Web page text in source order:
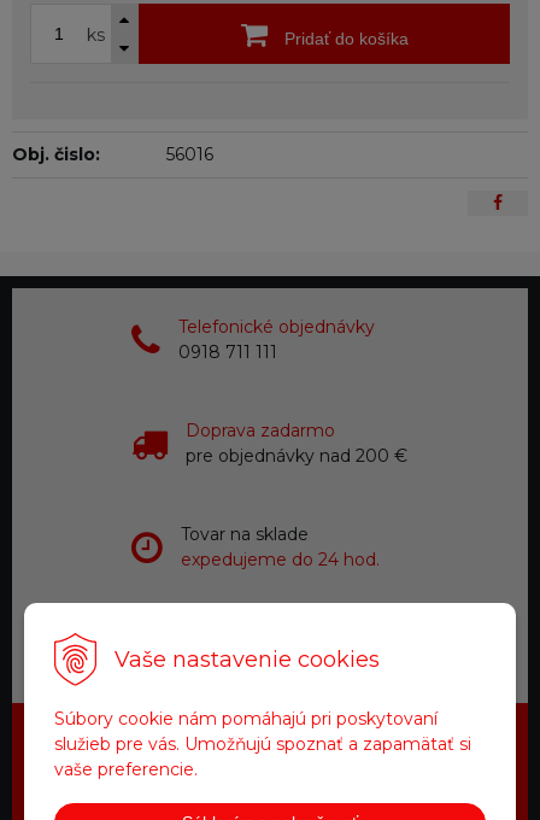
Vaše nastavenie cookies
Súbory cookie nám pomáhajú pri poskytovaní
služieb pre vás. Umožňujú spoznať a zapamätať si
vaše preferencie.
ks Pridať do košíka
Obj. čislo: 56016
Telefonické objednávky
0918 711 111
Doprava zadarmo
pre objednávky nad 200 €
Tovar na sklade
expedujeme do 24 hod.
a starostlivosť
Najdôležitejšie novinky priamo na
váš email